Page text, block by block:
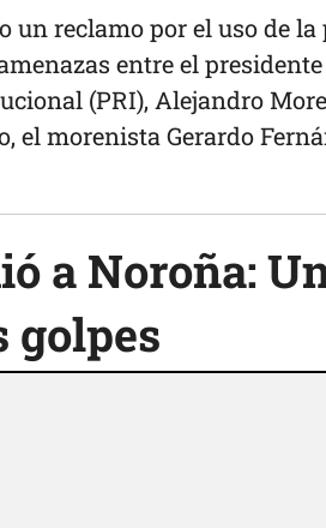
un reclamo por el uso de
entre el
(PRI), Alejandro
el morenista Gerardo
a Noroña:
golpes